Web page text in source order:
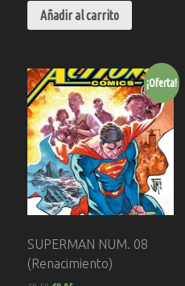
Añadir al carrito
¡Oferta!
SUPERMAN NUM. 08
(Renacimiento)